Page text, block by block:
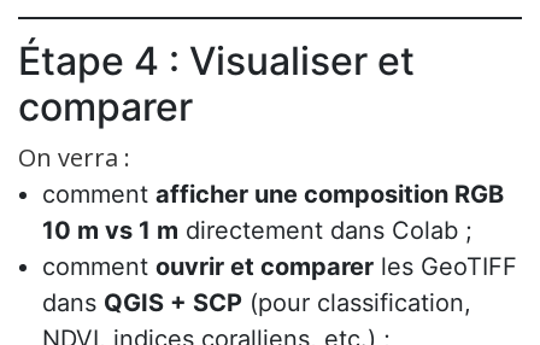
Étape 4 : Visualiser et
comparer
On verra :
comment afficher une composition RGB
10 m vs 1 m directement dans Colab ;
comment ouvrir et comparer les GeoTIFF
dans QGIS + SCP (pour classification,
NDVI, indices coralliens, etc.) ;